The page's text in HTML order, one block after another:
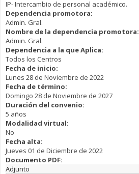
IP- Intercambio de personal académico.
Dependencia promotora:
Admin. Gral.
Nombre de la dependencia promotora:
Admin. Gral.
Dependencia a la que Aplica:
Todos los Centros
Fecha de inicio:
Lunes 28 de Noviembre de 2022
Fecha de término:
Domingo 28 de Noviembre de 2027
Duración del convenio:
5 años
Modalidad virtual:
No
Fecha alta:
Jueves 01 de Diciembre de 2022
Documento PDF:
Adjunto